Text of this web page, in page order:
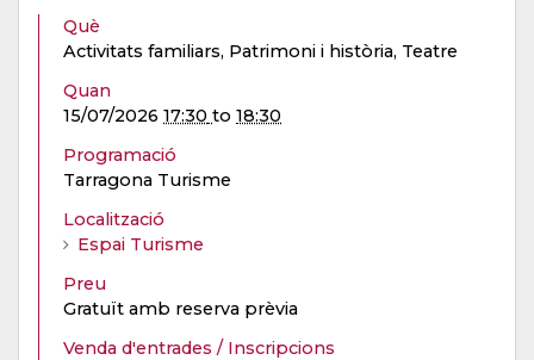
Què
Activitats familiars, Patrimoni i història, Teatre
Quan
15/07/2026 17:30 to 18:30
Programació
Tarragona Turisme
Localització
Espai Turisme
Preu
Gratuït amb reserva prèvia
Venda d'entrades / Inscripcions